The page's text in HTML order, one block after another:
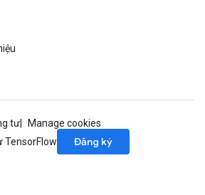
tư
Manage cookies
TensorFlow
Đăng ký